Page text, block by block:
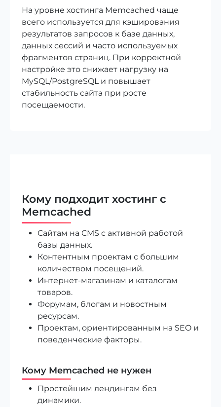
На уровне хостинга Memcached чаще
всего используется для кэширования
результатов запросов к базе данных,
данных сессий и часто используемых
фрагментов страниц. При корректной
настройке это снижает нагрузку на
MySQL/PostgreSQL и повышает
стабильность сайта при росте
посещаемости.
Кому подходит хостинг с
Memcached
Сайтам на CMS с активной работой
базы данных.
Контентным проектам с большим
количеством посещений.
Интернет-магазинам и каталогам
товаров.
Форумам, блогам и новостным
ресурсам.
Проектам, ориентированным на SEO и
поведенческие факторы.
Кому Memcached не нужен
Простейшим лендингам без
динамики.